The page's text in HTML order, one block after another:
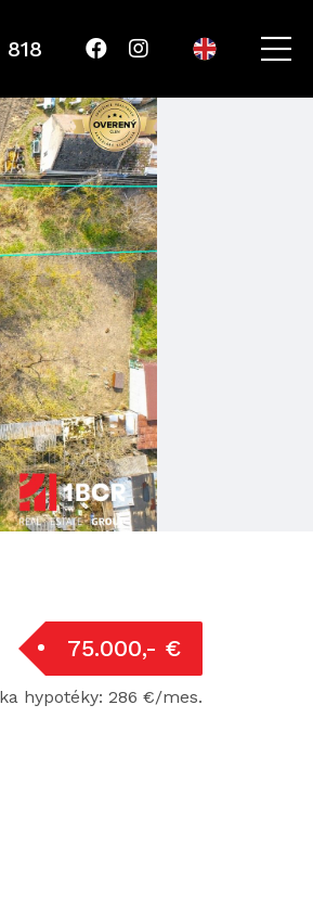
75.000,- €
hypotéky: 286 €/mes.